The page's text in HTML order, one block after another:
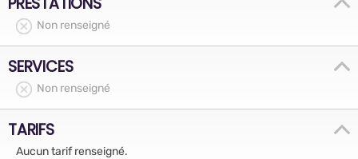
Non renseigné
SERVICES
Non renseigné
TARIFS
Aucun tarif renseigné.